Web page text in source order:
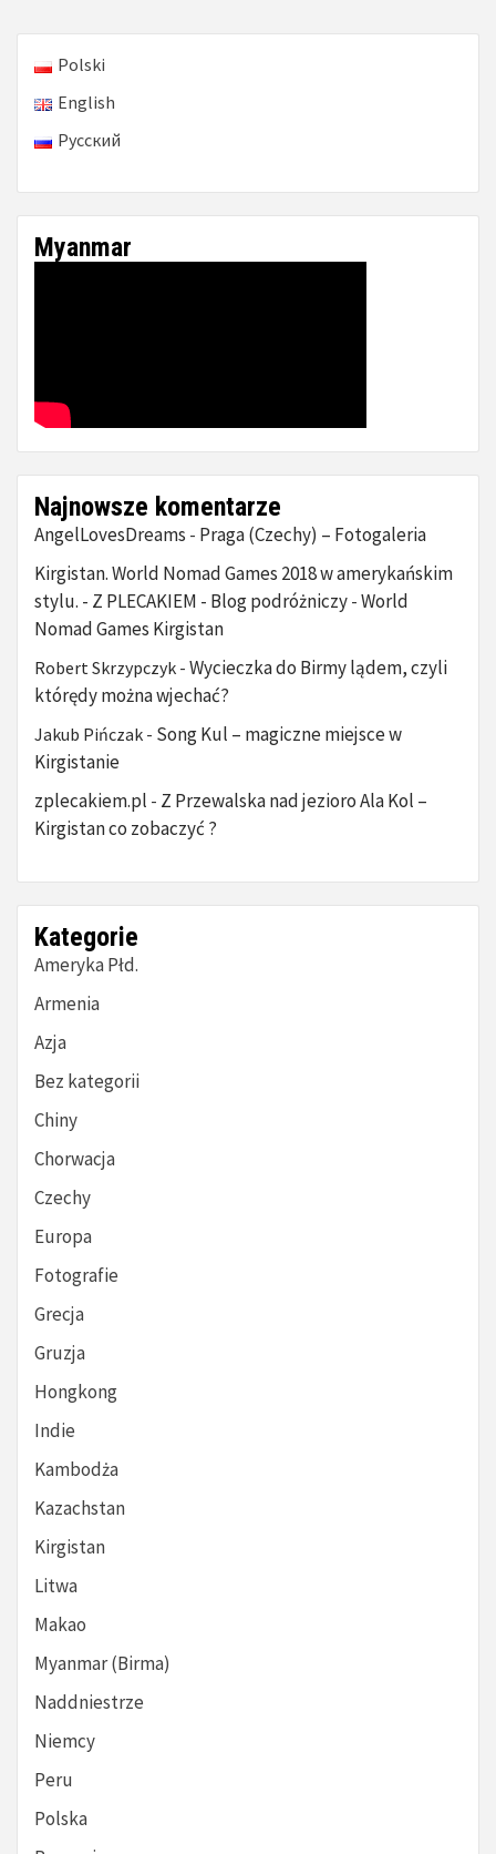
Polski
English
Русский
Myanmar
Najnowsze komentarze
AngelLovesDreams - Praga (Czechy) – Fotogaleria
Kirgistan. World Nomad Games 2018 w amerykańskim
stylu. - Z PLECAKIEM - Blog podróżniczy - World
Nomad Games Kirgistan
Robert Skrzypczyk - Wycieczka do Birmy lądem, czyli
którędy można wjechać?
Jakub Pińczak - Song Kul – magiczne miejsce w
Kirgistanie
zplecakiem.pl - Z Przewalska nad jezioro Ala Kol –
Kirgistan co zobaczyć ?
Kategorie
Ameryka Płd.
Armenia
Azja
Bez kategorii
Chiny
Chorwacja
Czechy
Europa
Fotografie
Grecja
Gruzja
Hongkong
Indie
Kambodża
Kazachstan
Kirgistan
Litwa
Makao
Myanmar (Birma)
Naddniestrze
Niemcy
Peru
Polska